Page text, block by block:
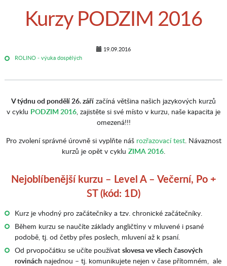
28
let
Kurzy PODZIM 2016
19.09.2016
ROLINO - výuka dospělých
V týdnu od pondělí 26. září začíná většina našich jazykových kurzů
v cyklu PODZIM 2016, zajistěte si své místo v kurzu, naše kapacita je
omezená!!!
Pro zvolení správné úrovně si vyplňte náš rozřazovací test. Návaznost
kurzů je opět v cyklu ZIMA 2016.
Nejoblíbenější kurzu – Level A – Večerní, Po +
ST (kód: 1D)
Kurz je vhodný pro začátečníky a tzv. chronické začátečníky.
Během kurzu se naučíte základy angličtiny v mluvené i psané
podobě, tj. od četby přes poslech, mluvení až k psaní.
Od prvopočátku se učíte používat slovesa ve všech časových
rovináchnajednou – tj. komunikujete nejen v čase přítomném, ale